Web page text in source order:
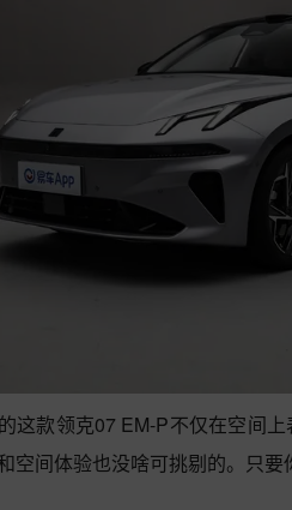
这款领克07 EM-P不仅在空间
空间体验也没啥可挑剔的。只